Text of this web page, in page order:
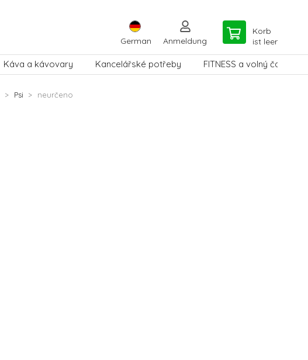
German Anmeldung
Korb
ist leer
Káva a kávovary Kancelářské potřeby FITNESS a volný čas
Psi neurčeno